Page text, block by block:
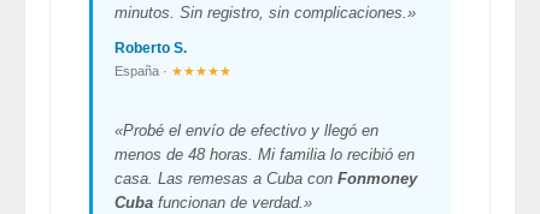
minutos. Sin registro, sin complicaciones.»
Roberto S.
España · ★★★★★
«Probé el envío de efectivo y llegó en
menos de 48 horas. Mi familia lo recibió en
casa. Las remesas a Cuba con Fonmoney
Cuba funcionan de verdad.»